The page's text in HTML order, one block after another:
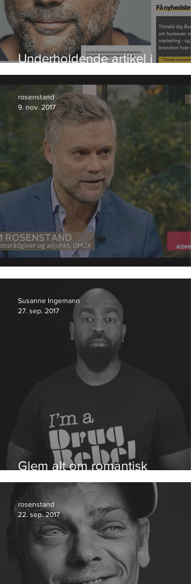
Underholdende artikel i
Bureaubiz
Anmeldelse af valgplakater
rosenstand
9. nov. 2017
Glem alt om romantisk
hippiehash
Susanne Ingemann
27. sep. 2017
rosenstand
22. sep. 2017